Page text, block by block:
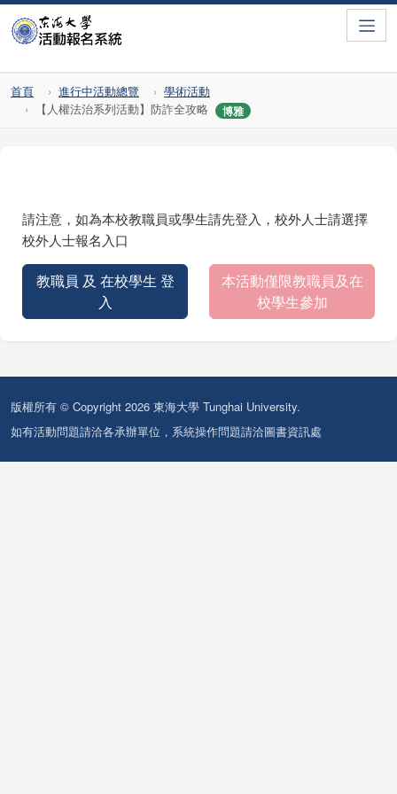
首頁 進行中活動總覽
學術活動
【人權法治系列活動】防詐全攻略
博雅
請注意，如為本校教職員或學生請先登入，校外人士請選擇
校外人士報名入口
教職員 及 在校學生 登
入
本活動僅限教職員及在
校學生參加
版權所有 © Copyright 2026 東海大學 Tunghai University.
如有活動問題請洽各承辦單位，系統操作問題請洽圖書資訊處